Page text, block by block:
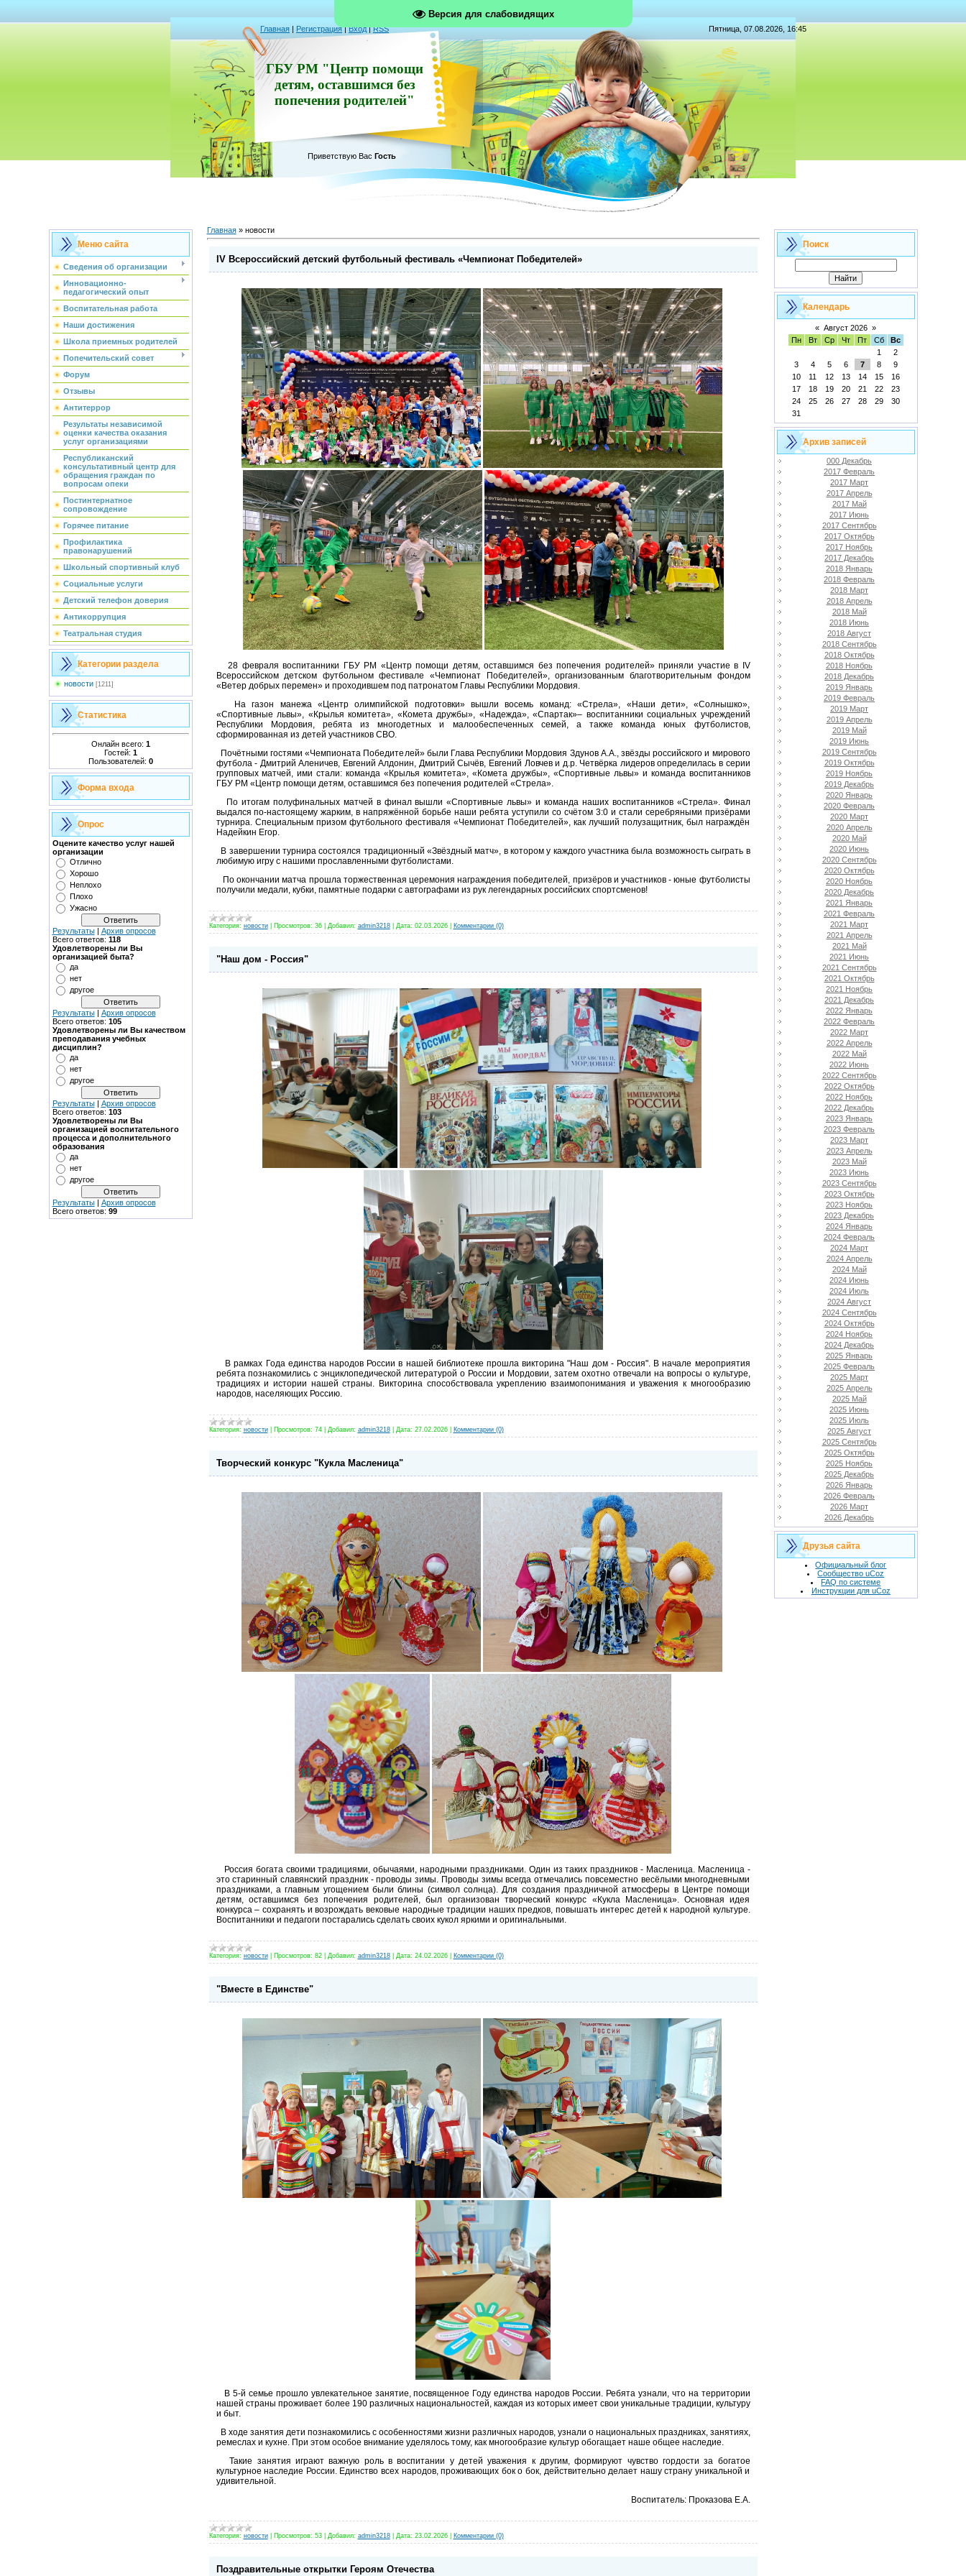
Версия для слабовидящих
Главная | Регистрация|Вход|RSS Пятница, 07.08.2026, 16:45
ГБУ РМ "Центр помощи
детям, оставшимся без
попечения родителей"
Приветствую Вас Гость
Меню сайта
Сведения об организации
Инновационно-
педагогический опыт
Воспитательная работа
Наши достижения
Школа приемных родителей
Попечительский совет
Форум
Отзывы
Антитеррор
Результаты независимой
оценки качества оказания
услуг организациями
Республиканский
консультативный центр для
обращения граждан по
вопросам опеки
Постинтернатное
сопровождение
Горячее питание
Профилактика
правонарушений
Школьный спортивный клуб
Социальные услуги
Детский телефон доверия
Антикоррупция
Театральная студия
Категории раздела
новости [1211]
Статистика
Онлайн всего: 1
Гостей: 1
Пользователей: 0
Форма входа
Опрос
Оцените качество услуг нашей
организации
Отлично
Хорошо
Неплохо
Плохо
Ужасно
Результаты| Архив опросов
Всего ответов: 118
Удовлетворены ли Вы
организацией быта?
да
нет
другое
Результаты| Архив опросов
Всего ответов: 105
Удовлетворены ли Вы качеством
преподавания учебных
дисциплин?
да
нет
другое
Результаты| Архив опросов
Всего ответов: 103
Удовлетворены ли Вы
организацией воспитательного
процесса и дополнительного
образования
да
нет
другое
Результаты| Архив опросов
Всего ответов: 99
Главная» новости
IV Всероссийский детский футбольный фестиваль «Чемпионат Победителей»
28 февраля воспитанники ГБУ РМ «Центр помощи детям, оставшимся без попечения родителей» приняли участие в IV
Всероссийском детском футбольном фестивале «Чемпионат Победителей», организованным благотворительным фондом
«Ветер добрых перемен» и проходившем под патронатом Главы Республики Мордовия.
На газон манежа «Центр олимпийской подготовки» вышли восемь команд: «Стрела», «Наши дети», «Солнышко»,
«Спортивные львы», «Крылья комитета», «Комета дружбы», «Надежда», «Спартак»– воспитанники социальных учреждений
Республики Мордовия, ребята из многодетных и малообеспеченных семей, а также команда юных футболистов,
сформированная из детей участников СВО.
Почётными гостями «Чемпионата Победителей» были Глава Республики Мордовия Здунов А.А., звёзды российского и мирового
футбола - Дмитрий Аленичев, Евгений Алдонин, Дмитрий Сычёв, Евгений Ловчев и д.р. Четвёрка лидеров определилась в серии
групповых матчей, ими стали: команда «Крылья комитета», «Комета дружбы», «Спортивные львы» и команда воспитанников
ГБУ РМ «Центр помощи детям, оставшимся без попечения родителей «Стрела».
По итогам полуфинальных матчей в финал вышли «Спортивные львы» и команда наших воспитанников «Стрела». Финал
выдался по-настоящему жарким, в напряжённой борьбе наши ребята уступили со счётом 3:0 и стали серебряными призёрами
турнира. Специальным призом футбольного фестиваля «Чемпионат Победителей», как лучший полузащитник, был награждён
Надейкин Егор.
В завершении турнира состоялся традиционный «Звёздный матч», в котором у каждого участника была возможность сыграть в
любимую игру с нашими прославленными футболистами.
По окончании матча прошла торжественная церемония награждения победителей, призёров и участников - юные футболисты
получили медали, кубки, памятные подарки с автографами из рук легендарных российских спортсменов!
Категория: новости Просмотров: 36 Добавил: admin3218 Дата: 02.03.2026 Комментарии (0)
"Наш дом - Россия"
В рамках Года единства народов России в нашей библиотеке прошла викторина "Наш дом - Россия". В начале мероприятия
ребята познакомились с энциклопедической литературой о России и Мордовии, затем охотно отвечали на вопросы о культуре,
традициях и истории нашей страны. Викторина способствовала укреплению взаимопонимания и уважения к многообразию
народов, населяющих Россию.
Категория: новости Просмотров: 74 Добавил: admin3218 Дата: 27.02.2026 Комментарии (0)
Творческий конкурс "Кукла Масленица"
Россия богата своими традициями, обычаями, народными праздниками. Один из таких праздников - Масленица. Масленица -
это старинный славянский праздник - проводы зимы. Проводы зимы всегда отмечались повсеместно весёлыми многодневными
праздниками, а главным угощением были блины (символ солнца). Для создания праздничной атмосферы в Центре помощи
детям, оставшимся без попечения родителей, был организован творческий конкурс «Кукла Масленица». Основная идея
конкурса – сохранять и возрождать вековые народные традиции наших предков, повышать интерес детей к народной культуре.
Воспитанники и педагоги постарались сделать своих кукол яркими и оригинальными.
Категория: новости Просмотров: 82 Добавил: admin3218 Дата: 24.02.2026 Комментарии (0)
"Вместе в Единстве"
В 5-й семье прошло увлекательное занятие, посвященное Году единства народов России. Ребята узнали, что на территории
нашей страны проживает более 190 различных национальностей, каждая из которых имеет свои уникальные традиции, культуру
и быт.
В ходе занятия дети познакомились с особенностями жизни различных народов, узнали о национальных праздниках, занятиях,
ремеслах и кухне. При этом особое внимание уделялось тому, как многообразие культур обогащает наше общее наследие.
Такие занятия играют важную роль в воспитании у детей уважения к другим, формируют чувство гордости за богатое
культурное наследие России. Единство всех народов, проживающих бок о бок, действительно делает нашу страну уникальной и
удивительной.
Воспитатель: Проказова Е.А.
Категория: новости Просмотров: 53 Добавил: admin3218 Дата: 23.02.2026 Комментарии (0)
Поздравительные открытки Героям Отечества
Поиск
Календарь
« Август 2026 »
Пн
Вт Ср Чт Пт Сб
Вс
1
2
3
4 5 6 7 8
9
10
11 12 13 14 15
16
17
18 19 20 21 22
23
24
25 26 27 28 29
30
31
Архив записей
000 Декабрь
2017 Февраль
2017 Март
2017 Апрель
2017 Май
2017 Июнь
2017 Сентябрь
2017 Октябрь
2017 Ноябрь
2017 Декабрь
2018 Январь
2018 Февраль
2018 Март
2018 Апрель
2018 Май
2018 Июнь
2018 Август
2018 Сентябрь
2018 Октябрь
2018 Ноябрь
2018 Декабрь
2019 Январь
2019 Февраль
2019 Март
2019 Апрель
2019 Май
2019 Июнь
2019 Сентябрь
2019 Октябрь
2019 Ноябрь
2019 Декабрь
2020 Январь
2020 Февраль
2020 Март
2020 Апрель
2020 Май
2020 Июнь
2020 Сентябрь
2020 Октябрь
2020 Ноябрь
2020 Декабрь
2021 Январь
2021 Февраль
2021 Март
2021 Апрель
2021 Май
2021 Июнь
2021 Сентябрь
2021 Октябрь
2021 Ноябрь
2021 Декабрь
2022 Январь
2022 Февраль
2022 Март
2022 Апрель
2022 Май
2022 Июнь
2022 Сентябрь
2022 Октябрь
2022 Ноябрь
2022 Декабрь
2023 Январь
2023 Февраль
2023 Март
2023 Апрель
2023 Май
2023 Июнь
2023 Сентябрь
2023 Октябрь
2023 Ноябрь
2023 Декабрь
2024 Январь
2024 Февраль
2024 Март
2024 Апрель
2024 Май
2024 Июнь
2024 Июль
2024 Август
2024 Сентябрь
2024 Октябрь
2024 Ноябрь
2024 Декабрь
2025 Январь
2025 Февраль
2025 Март
2025 Апрель
2025 Май
2025 Июнь
2025 Июль
2025 Август
2025 Сентябрь
2025 Октябрь
2025 Ноябрь
2025 Декабрь
2026 Январь
2026 Февраль
2026 Март
2026 Декабрь
Друзья сайта
Официальный блог
Сообщество uCoz
FAQ по системе
Инструкции для uCoz